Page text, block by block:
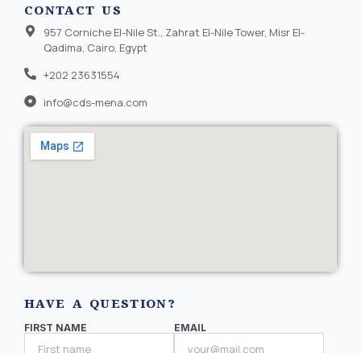
CONTACT US
957 Corniche El-Nile St., Zahrat El-Nile Tower, Misr El-
Qadima, Cairo, Egypt
+202 23631554
info@cds-mena.com
HAVE A QUESTION?
FIRST NAME EMAIL